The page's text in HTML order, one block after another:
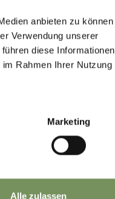
anbieten zu können
Verwendung unserer
diese Informationen
Rahmen Ihrer Nutzung
Marketing
Alle zulassen